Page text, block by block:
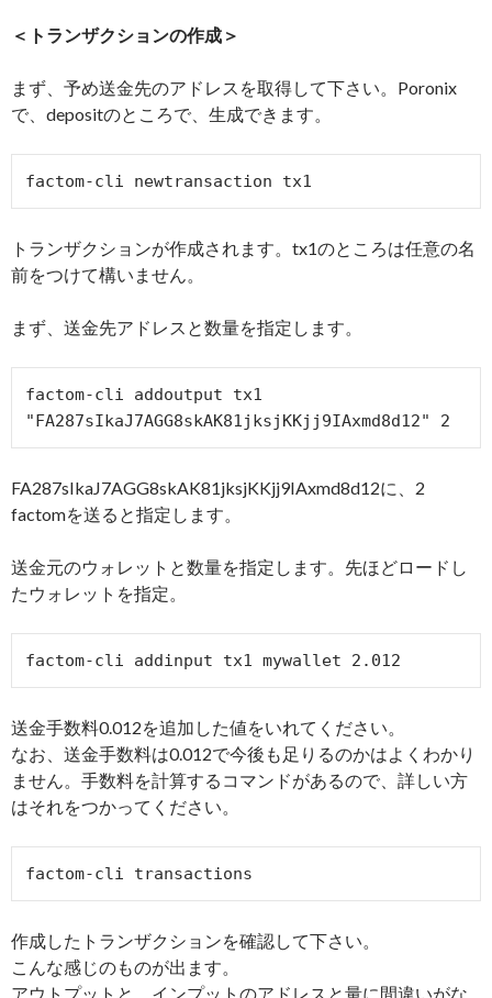
＜トランザクションの作成＞
まず、予め送金先のアドレスを取得して下さい。Poronix
で、depositのところで、生成できます。
factom-cli newtransaction tx1
トランザクションが作成されます。tx1のところは任意の名
前をつけて構いません。
まず、送金先アドレスと数量を指定します。
factom-cli addoutput tx1
"FA287sIkaJ7AGG8skAK81jksjKKjj9IAxmd8d12" 2
FA287sIkaJ7AGG8skAK81jksjKKjj9IAxmd8d12に、2
factomを送ると指定します。
送金元のウォレットと数量を指定します。先ほどロードし
たウォレットを指定。
factom-cli addinput tx1 mywallet 2.012
送金手数料0.012を追加した値をいれてください。
なお、送金手数料は0.012で今後も足りるのかはよくわかり
ません。手数料を計算するコマンドがあるので、詳しい方
はそれをつかってください。
factom-cli transactions
作成したトランザクションを確認して下さい。
こんな感じのものが出ます。
アウトプットと、インプットのアドレスと量に間違いがな